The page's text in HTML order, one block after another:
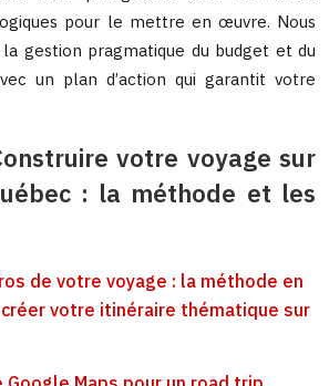
pour le mettre en œuvre. Nous
gestion pragmatique du budget et du
un plan d’action qui garantit votre
votre voyage sur
: la méthode et les
de votre voyage : la méthode en
votre itinéraire thématique sur